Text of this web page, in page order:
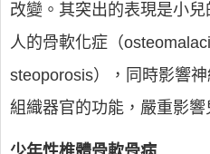
改變。其突出的表現是小
人的骨軟化症（
steoporosis），同時影響
組織器官的功能，嚴重影